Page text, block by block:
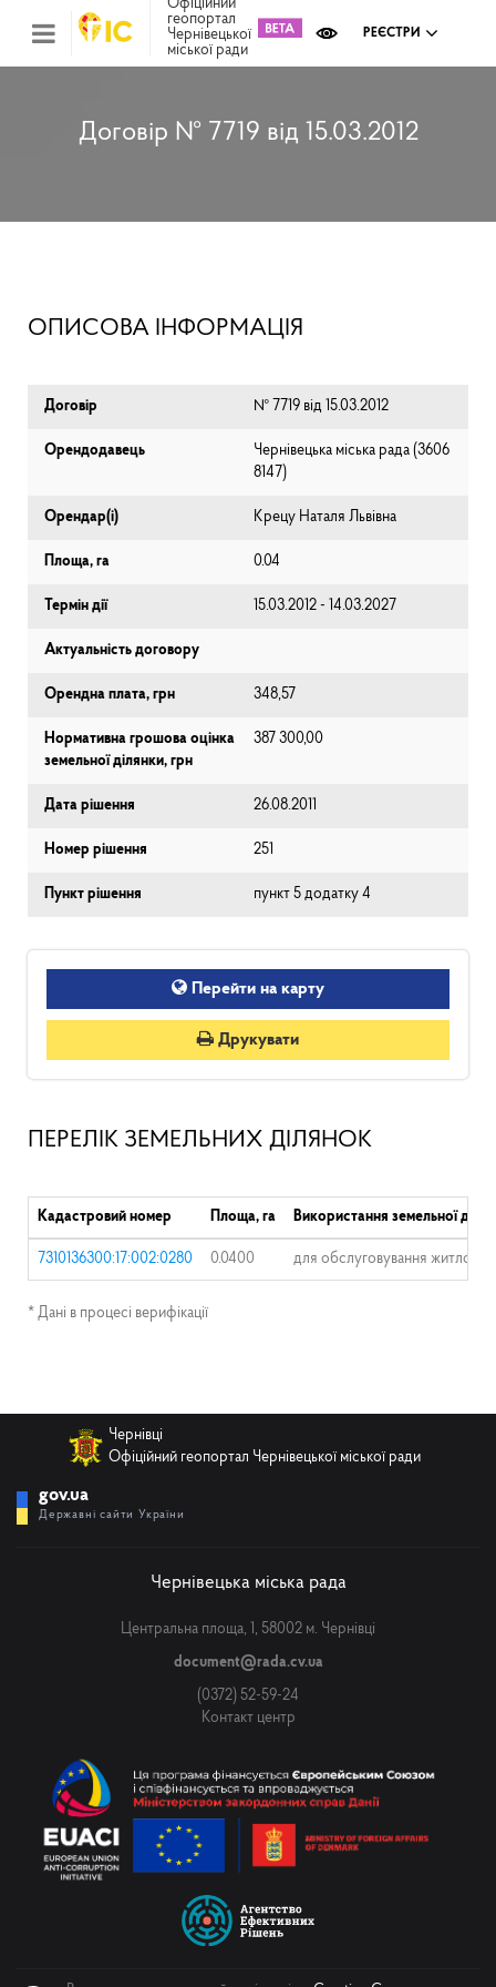
Офіційний
геопортал
Чернівецької
міської ради
РЕЄСТРИ
Договір № 7719 від 15.03.2012
ОПИСОВА ІНФОРМАЦІЯ
Договір № 7719 від 15.03.2012
Орендодавець
Чернівецька міська рада (⁨3606
8147⁩)
Орендар(і) Крецу Наталя Львівна
Площа, га 0.04
Термін дії 15.03.2012 - 14.03.2027
Актуальність договору
Орендна плата, грн 348,57
Нормативна грошова оцінка
земельної ділянки, грн
387 300,00
Дата рішення 26.08.2011
Номер рішення 251
Пункт рішення пункт 5 додатку 4
Перейти на карту
Друкувати
ПЕРЕЛІК ЗЕМЕЛЬНИХ ДІЛЯНОК
Кадастровий номер Площа, га Використання земельної
7310136300:17:002:0280 0.0400 для обслуговування
* Дані в процесі верифікації
Чернівці
Офіційний геопортал Чернівецької міської ради
gov.ua
Державні сайти України
Чернівецька міська рада
Центральна площа, 1, 58002 м. Чернівці
document@rada.cv.ua
(0372) 52-59-24
Контакт центр